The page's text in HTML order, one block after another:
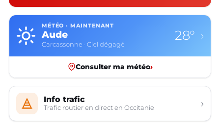
MÉTÉO · MAINTENANT
Aude
Carcassonne · Ciel dégagé
28° ›
Consulter ma météo›
Info trafic
Trafic routier en direct en Occitanie ›